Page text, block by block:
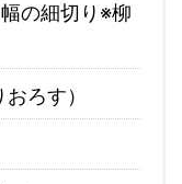
の細切り※柳
ろす）